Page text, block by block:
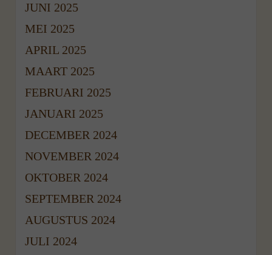
JUNI 2025
MEI 2025
APRIL 2025
MAART 2025
FEBRUARI 2025
JANUARI 2025
DECEMBER 2024
NOVEMBER 2024
OKTOBER 2024
SEPTEMBER 2024
AUGUSTUS 2024
JULI 2024